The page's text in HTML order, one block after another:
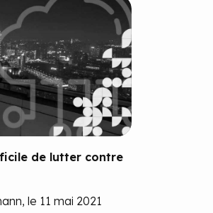
de lutter contre
le 11 mai 2021